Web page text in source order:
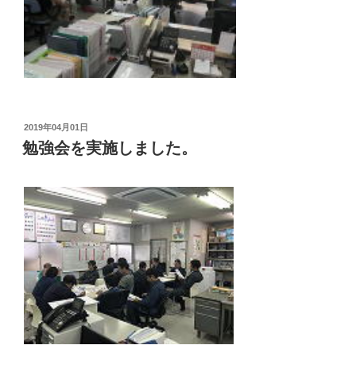
投
稿
日:
2019年04月01日
勉強会を実施しました。